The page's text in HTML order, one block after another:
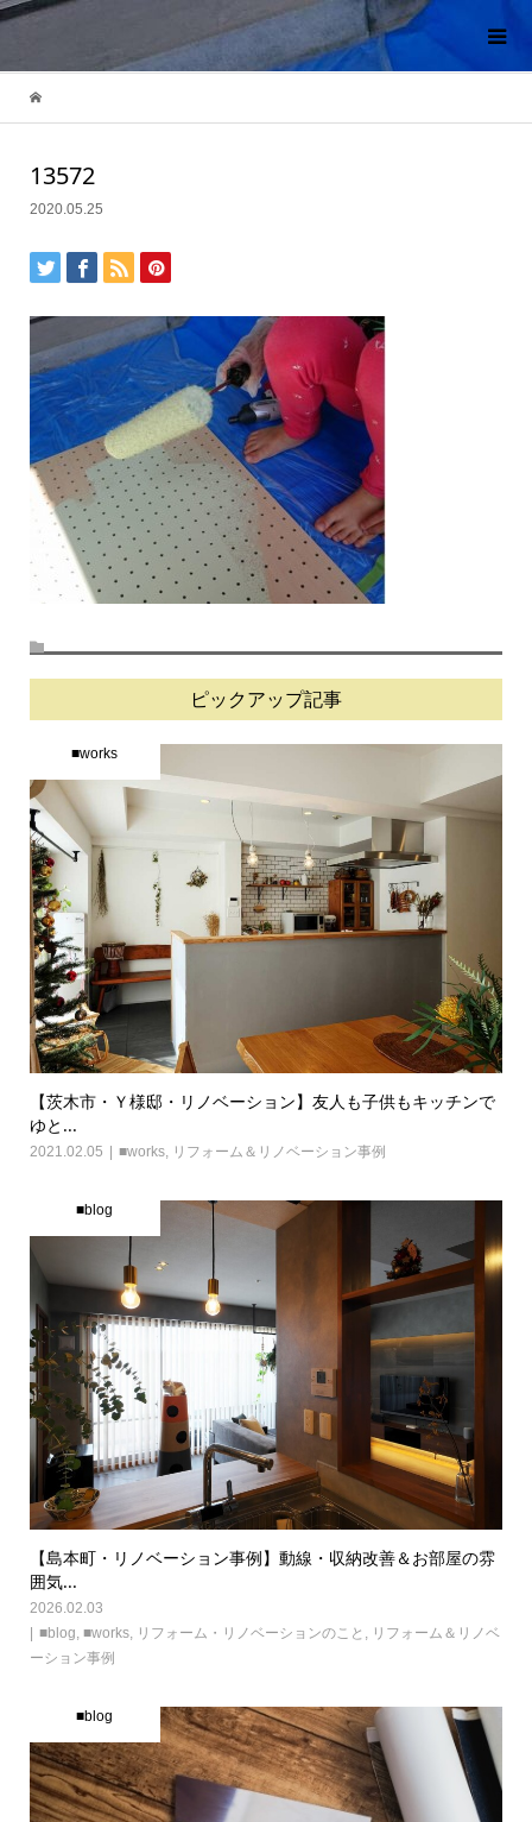
13572
2020.05.25
ピックアップ記事
■works
【茨木市・Ｙ様邸・リノベーション】友人も子供もキッチンで
ゆと...
2021.02.05 ■works, リフォーム＆リノベーション事例
■blog
【島本町・リノベーション事例】動線・収納改善＆お部屋の雰
囲気...
2026.02.03
■blog, ■works, リフォーム・リノベーションのこと , リフォーム＆リノベ
ーション事例
■blog